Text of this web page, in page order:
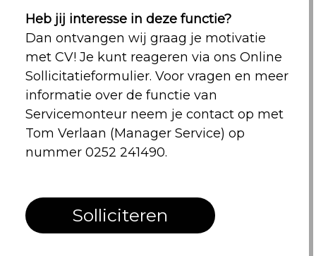
Heb jij interesse in deze functie?
Dan ontvangen wij graag je motivatie
met CV! Je kunt reageren via ons Online
Sollicitatieformulier. Voor vragen en meer
informatie over de functie van
Servicemonteur neem je contact op met
Tom Verlaan (Manager Service) op
nummer 0252 241490.
Solliciteren